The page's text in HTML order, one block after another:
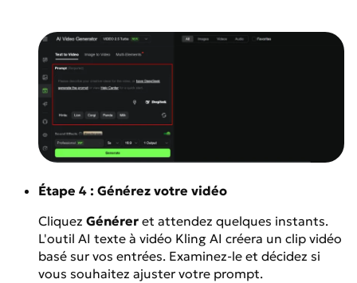
Étape 4 : Générez votre vidéo
Cliquez Générer et attendez quelques instants.
L'outil AI texte à vidéo Kling AI créera un clip vidéo
basé sur vos entrées. Examinez-le et décidez si
vous souhaitez ajuster votre prompt.